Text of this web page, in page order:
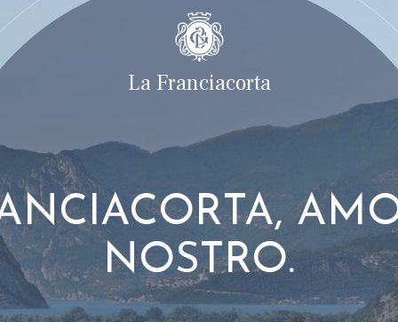
La Franciacorta
NOSTRO.